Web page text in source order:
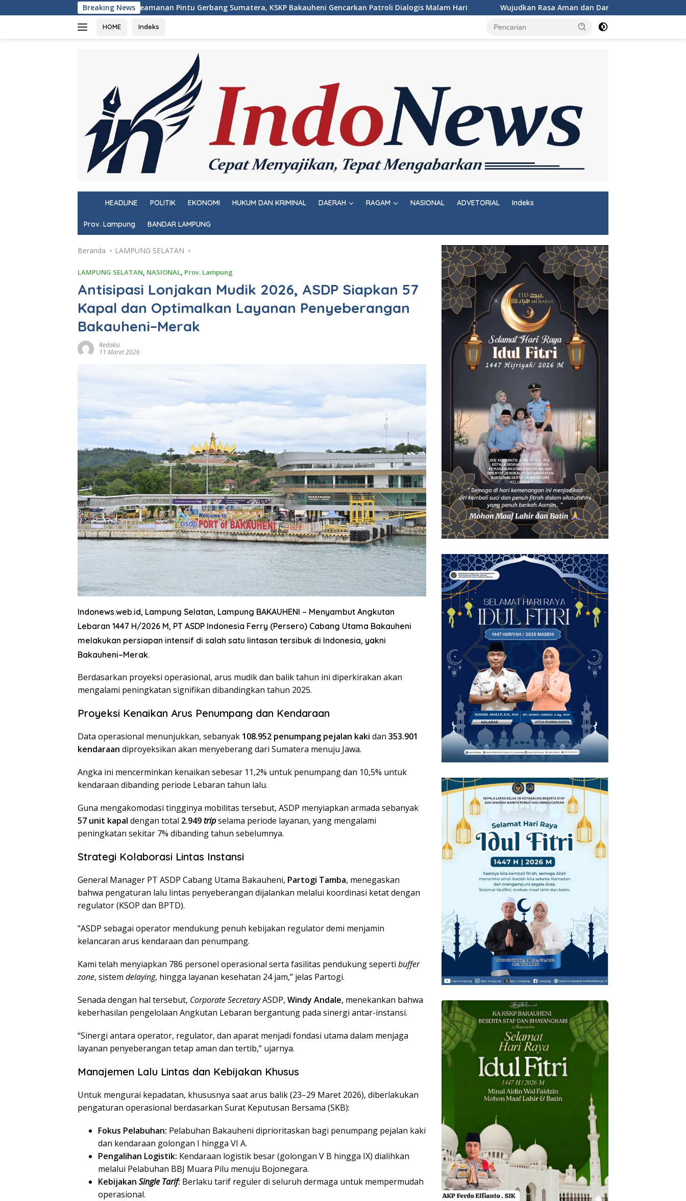
ke
Breaking News
Keamanan Pintu Gerbang Sumatera, KSKP Bakauheni Gencarkan Patroli Dialogis Malam Hari Wujudkan Rasa Aman dan Damai, Personel KSKP Merak Intensifkan Patroli di
HOME Indeks
e
HEADLINE POLITIK EKONOMI HUKUM DAN KRIMINAL DAERAH RAGAM NASIONAL ADVETORIAL Indeks
Prov. Lampung BANDAR LAMPUNG
Beranda LAMPUNG SELATAN
LAMPUNG SELATAN, NASIONAL, Prov. Lampung
Antisipasi Lonjakan Mudik 2026, ASDP Siapkan 57
Kapal dan Optimalkan Layanan Penyeberangan
Bakauheni–Merak
Redaksi
11 Maret 2026
Indonews.web.id, Lampung Selatan, Lampung BAKAUHENI – Menyambut Angkutan
Lebaran 1447 H/2026 M, PT ASDP Indonesia Ferry (Persero) Cabang Utama Bakauheni
melakukan persiapan intensif di salah satu lintasan tersibuk di Indonesia, yakni
Bakauheni–Merak.
Berdasarkan proyeksi operasional, arus mudik dan balik tahun ini diperkirakan akan
mengalami peningkatan signifikan dibandingkan tahun 2025.
Proyeksi Kenaikan Arus Penumpang dan Kendaraan
​Data operasional menunjukkan, sebanyak 108.952 penumpang pejalan kaki dan 353.901
kendaraan diproyeksikan akan menyeberang dari Sumatera menuju Jawa.
Angka ini mencerminkan kenaikan sebesar 11,2% untuk penumpang dan 10,5% untuk
kendaraan dibanding periode Lebaran tahun lalu.
​Guna mengakomodasi tingginya mobilitas tersebut, ASDP menyiapkan armada sebanyak
57 unit kapal dengan total 2.949tripselama periode layanan, yang mengalami
peningkatan sekitar 7% dibanding tahun sebelumnya.
Strategi Kolaborasi Lintas Instansi
​General Manager PT ASDP Cabang Utama Bakauheni, Partogi Tamba, menegaskan
bahwa pengaturan lalu lintas penyeberangan dijalankan melalui koordinasi ketat dengan
regulator (KSOP dan BPTD).
​”ASDP sebagai operator mendukung penuh kebijakan regulator demi menjamin
kelancaran arus kendaraan dan penumpang.
Kami telah menyiapkan 786 personel operasional serta fasilitas pendukung seperti buffer
zone, sistem delaying, hingga layanan kesehatan 24 jam,” jelas Partogi.
​Senada dengan hal tersebut, Corporate SecretaryASDP, Windy Andale, menekankan bahwa
keberhasilan pengelolaan Angkutan Lebaran bergantung pada sinergi antar-instansi.
“Sinergi antara operator, regulator, dan aparat menjadi fondasi utama dalam menjaga
layanan penyeberangan tetap aman dan tertib,” ujarnya.
Manajemen Lalu Lintas dan Kebijakan Khusus
​Untuk mengurai kepadatan, khususnya saat arus balik (23–29 Maret 2026), diberlakukan
pengaturan operasional berdasarkan Surat Keputusan Bersama (SKB):
Fokus Pelabuhan: Pelabuhan Bakauheni diprioritaskan bagi penumpang pejalan kaki
dan kendaraan golongan I hingga VI A.
Pengalihan Logistik: Kendaraan logistik besar (golongan V B hingga IX) dialihkan
melalui Pelabuhan BBJ Muara Pilu menuju Bojonegara.
Kebijakan Single Tarif: Berlaku tarif reguler di seluruh dermaga untuk mempermudah
operasional.